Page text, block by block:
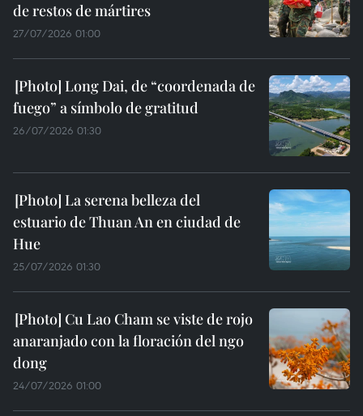
de restos de mártires
27/07/2026 01:00
Long Dai, de “coordenada de
fuego” a símbolo de gratitud
26/07/2026 01:30
La serena belleza del
estuario de Thuan An en ciudad de
Hue
25/07/2026 01:30
Cu Lao Cham se viste de rojo
anaranjado con la floración del ngo
dong
24/07/2026 01:00